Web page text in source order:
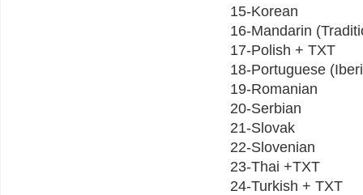
15-Korean
16-Mandarin
17-Polish + TXT
18-Portuguese
19-Romanian
20-Serbian
21-Slovak
22-Slovenian
23-Thai +TXT
24-Turkish + TXT